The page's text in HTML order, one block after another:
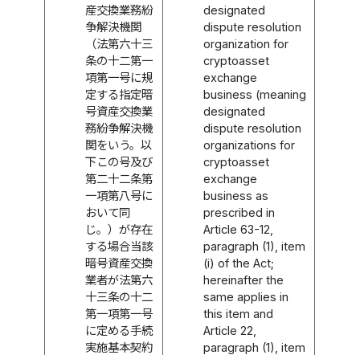
産交換業務紛
争解決機関
（法第六十三
条の十二第一
項第一号に規
定する指定暗
号資産交換業
務紛争解決機
関をいう。以
下この号及び
第二十二条第
一項第八号に
おいて同
じ。）が存在
する場合当該
暗号資産交換
業者が法第六
十三条の十二
第一項第一号
に定める手続
実施基本契約
designated
dispute resolution
organization for
cryptoasset
exchange
business (meaning
designated
dispute resolution
organizations for
cryptoasset
exchange
business as
prescribed in
Article 63-12,
paragraph (1), item
(i) of the Act;
hereinafter the
same applies in
this item and
Article 22,
paragraph (1), item